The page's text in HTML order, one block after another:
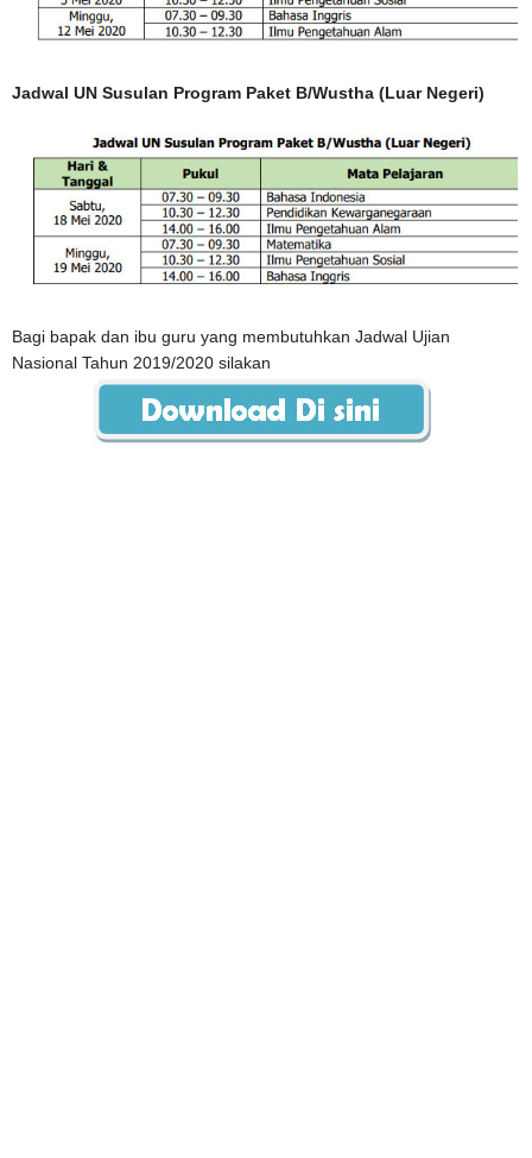
Jadwal UN Susulan Program Paket B/Wustha (Luar Negeri)
Bagi bapak dan ibu guru yang membutuhkan Jadwal Ujian
Nasional Tahun 2019/2020 silakan